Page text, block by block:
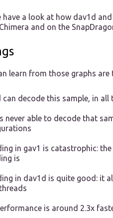
have a look at how dav1d
and on the
learn from those graphs are
can decode this sample, in
never able to decode that
in gav1 is catastrophic:
is
in dav1d is quite good: it
is around 2.3x